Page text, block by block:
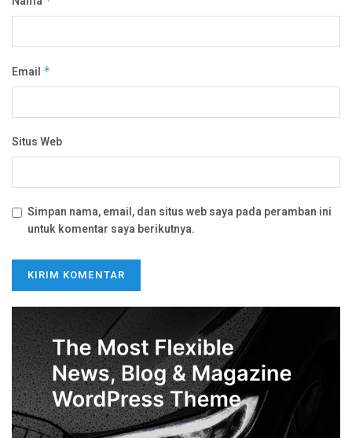
Email *
Situs Web
Simpan nama, email, dan situs web saya pada peramban ini
untuk komentar saya berikutnya.